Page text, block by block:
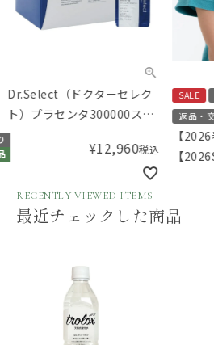
Dr.Select（ドクターセレク
ト）プラセンタ300000スマ
ートパック 30包入
¥12,960税込
SALE
返品・
【
【
グ）
シャツ
RECENTLY VIEWED ITEMS
最近チェックした商品